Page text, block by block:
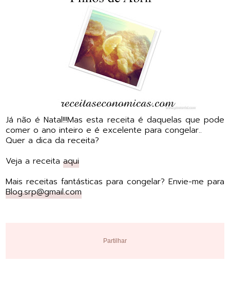
Já não é Natal!!!Mas esta receita é daquelas que pode
comer o ano inteiro e é excelente para congelar..
Quer a dica da receita?
Veja a receitaaqui
Mais receitas fantásticas para congelar? Envie-me para
Blog.srp@gmail.com
Partilhar